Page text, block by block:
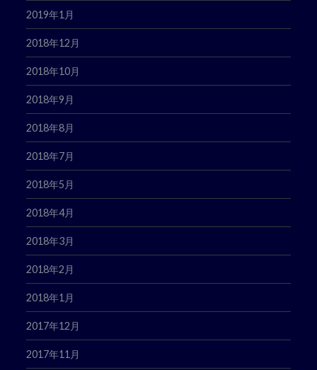
2019年1月
2018年12月
2018年10月
2018年9月
2018年8月
2018年7月
2018年5月
2018年4月
2018年3月
2018年2月
2018年1月
2017年12月
2017年11月